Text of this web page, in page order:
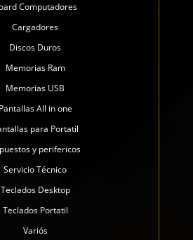
Computadores
Cargadores
Discos Duros
Memorias Ram
Memorias USB
Pantallas All in one
para Portatil
y perifericos
Servicio Técnico
Teclados Desktop
Teclados Portatil
Variós